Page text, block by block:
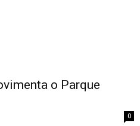
o Parque
0